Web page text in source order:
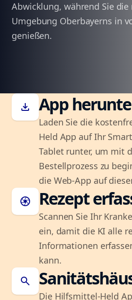
Abwicklung, während Sie die
Umgebung Oberbayerns in
genießen.
download App
Laden Sie die
Held App auf Ihr
Tablet runter, um mit
Bestellprozess zu
die Web-App auf
camera Rezept
Scannen Sie Ihr
ein, damit die KI alle
Informationen
kann.
search
Die Hilfsmittel-Held